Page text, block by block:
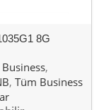
8G
Business,
, Tüm Business